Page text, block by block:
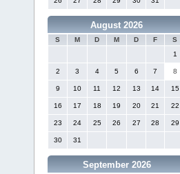
August 2026
S M D M D F
S
1
2 3 4 5 6 7 8
9 10 11 12 13 14 15
16 17 18 19 20 21 22
23 24 25 26 27 28 29
30 31
September 2026